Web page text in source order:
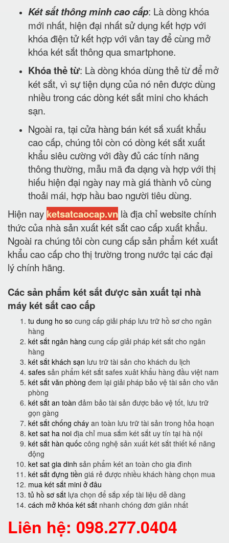
Két sắt thông minh cao cấp: Là dòng khóa
mới nhất, hiện đại nhất sử dụng kết hợp với
khóa điện tử kết hợp với vân tay để cùng mở
khóa két sắt thông qua smartphone.
Khóa thẻ từ: Là dòng khóa dùng thẻ từ để mở
két sắt, vì sự tiện dụng của nó nên được dùng
nhiều trong các dòng két sắt mini cho khách
sạn.
Ngoài ra, tại cửa hàng bán két sắ xuất khẩu
cao cấp, chúng tôi còn có dòng két sắt xuất
khẩu siêu cường với đầy đủ các tính năng
thông thường, mẫu mã đa dạng và hợp với thị
hiếu hiện đại ngày nay mà giá thành vô cùng
thoải mái, hợp hầu bao người tiêu dùng.
Hiện nay ketsatcaocap.vn là địa chỉ website chính
thức của nhà sản xuất két sắt cao cấp xuất khẩu.
Ngoài ra chúng tôi còn cung cấp sản phẩm két xuất
khẩu cao cấp cho thị trường trong nước tại các đại
lý chính hãng.
Các sản phẩm két sắt được sản xuất tại nhà
máy két sắt cao cấp
tu dung ho so cung cấp giải pháp lưu trữ hồ sơ cho ngân
hàng
két sắt ngân hàng cung cấp giải pháp két sắt cho ngân
hàng
két sắt khách sạn lưu trữ tài sản cho khách du lịch
safes sản phẩm két sắt safes xuât khẩu hàng đầu việt nam
két sắt văn phòng đem lại giải pháp bảo vệ tài sản cho văn
phòng
két sắt an toàn đảm bảo tài sản được bảo vệ tốt, lưu trữ
gọn gàng
két sắt chống cháy an toàn lưu trữ tài sản trong hỏa hoạn
ket sat ha noi địa chỉ mua sắm két sắt uy tín tại hà nội
két sắt hàn quốc công nghệ sản xuất két sắt thiết kế năng
động
ket sat gia dinh sản phẩm két an toàn cho gia đình
két sắt đựng tiền giá rẻ được nhiều khách hàng chọn mua
mua két sắt mini ở đâu
tủ hồ sơ sắt lựa chọn để sắp xếp tài liệu dễ dàng
cách mở khóa két sắt nhanh chóng đơn giản nhất
Liên hệ: 098.277.0404